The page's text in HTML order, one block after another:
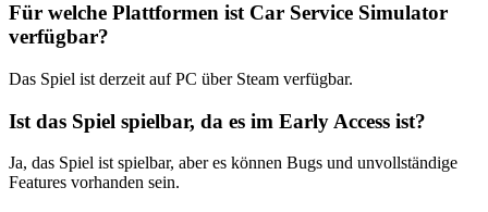
Für welche Plattformen ist Car Service Simulator
verfügbar?
Das Spiel ist derzeit auf PC über Steam verfügbar.
Ist das Spiel spielbar, da es im Early Access ist?
Ja, das Spiel ist spielbar, aber es können Bugs und unvollständige
Features vorhanden sein.